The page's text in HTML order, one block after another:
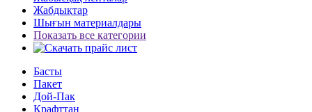
Жабдықтар
Шығын материалдары
Показать все категории
Басты
Пакет
Дой-Пак
Крафттан